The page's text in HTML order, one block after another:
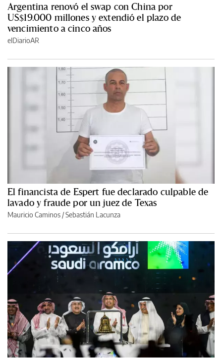
Argentina renovó el swap con China por
US$19.000 millones y extendió el plazo de
vencimiento a cinco años
elDiarioAR
El financista de Espert fue declarado culpable de
lavado y fraude por un juez de Texas
Mauricio Caminos /Sebastián Lacunza